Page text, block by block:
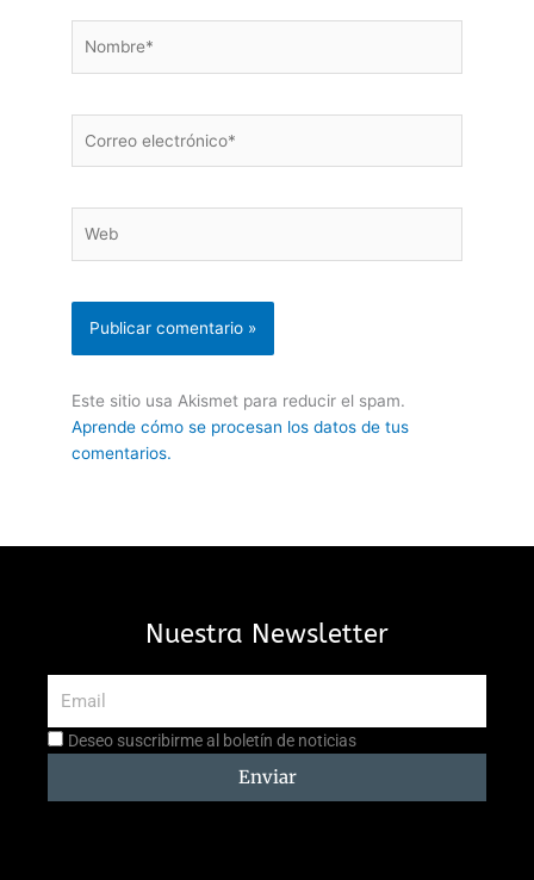
electrónico*
Este sitio usa Akismet para reducir el spam.
Aprende cómo se procesan los datos de tus
comentarios.
Nuestra Newsletter
Aceptación
Deseo suscribirme al boletín de noticias
Enviar